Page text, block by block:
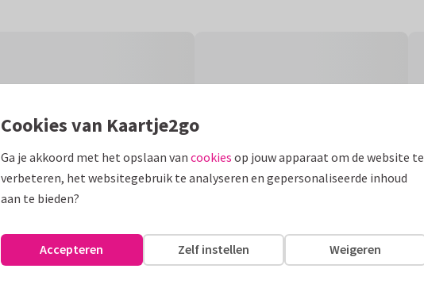
Cookies van Kaartje2go
Ga je akkoord met het opslaan van cookies op jouw apparaat om de website te
verbeteren, het websitegebruik te analyseren en gepersonaliseerde inhoud
aan te bieden?
Weigeren
Zelf instellen
Accepteren